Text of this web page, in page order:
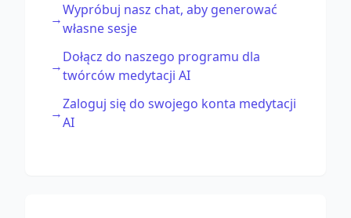
→
Wypróbuj nasz chat, aby generować
własne sesje
→
Dołącz do naszego programu dla
twórców medytacji AI
→
Zaloguj się do swojego konta medytacji
AI